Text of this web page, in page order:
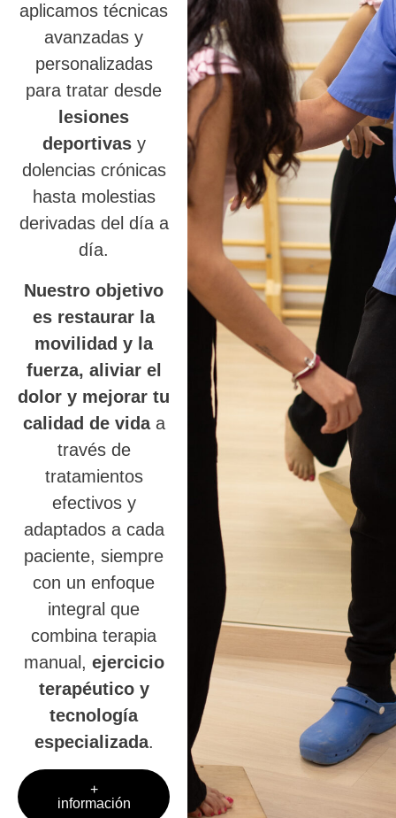
aplicamos técnicas
avanzadas y
personalizadas
para tratar desde
lesiones
deportivasy
dolencias crónicas
hasta molestias
derivadas del día a
día.
Nuestro objetivo
es restaurar la
movilidad y la
fuerza, aliviar el
dolor y mejorar tu
calidad de vidaa
través de
tratamientos
efectivos y
adaptados a cada
paciente, siempre
con un enfoque
integral que
combina terapia
manual, ejercicio
terapéutico y
tecnología
especializada.
+
información